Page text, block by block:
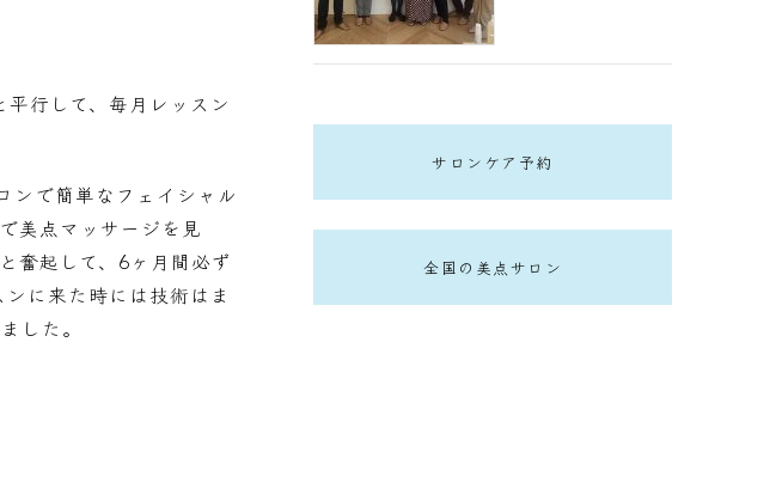
行して、毎月レッスン
ンで簡単なフェイシャル
美点マッサージを見
奮起して、6ヶ月間必ず
に来た時には技術はま
した。
サロンケア予約
全国の美点サロン